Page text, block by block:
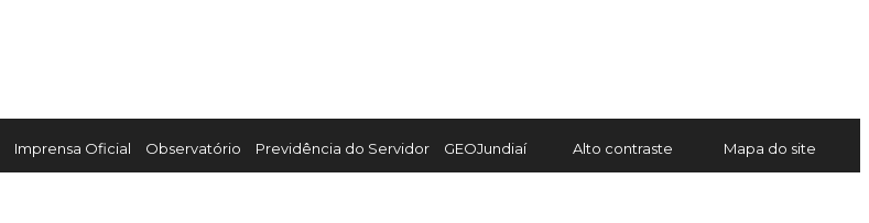
Imprensa Oficial Observatório Previdência do Servidor GEOJundiaí Alto contraste Mapa do site